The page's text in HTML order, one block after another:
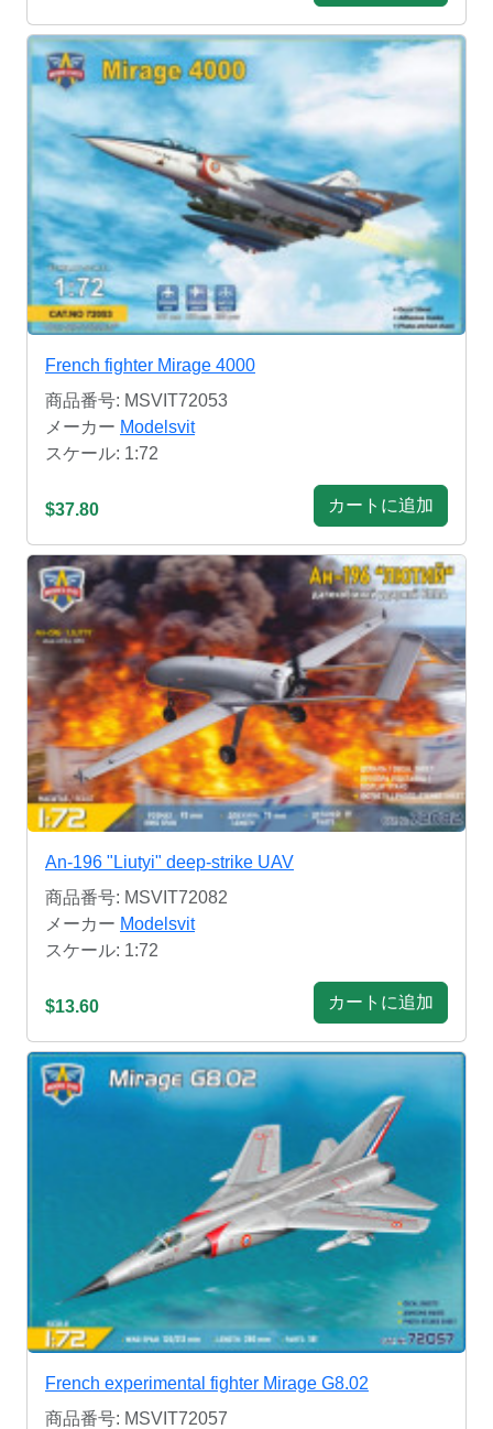
French fighter Mirage 4000
商品番号: MSVIT72053
メーカー Modelsvit
スケール: 1:72
$37.80 カートに追加
An-196 "Liutyi" deep-strike UAV
商品番号: MSVIT72082
メーカー Modelsvit
スケール: 1:72
$13.60 カートに追加
French experimental fighter Mirage G8.02
商品番号: MSVIT72057